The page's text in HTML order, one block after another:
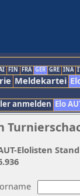
FIN FRA GER GRE INA
Meldekartei
anmelden Elo
Elolisten